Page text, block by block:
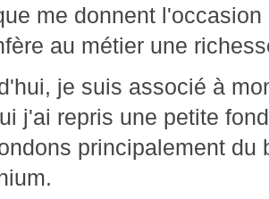
me donnent
au métier une
je suis associé à
j'ai repris une petite
principalement